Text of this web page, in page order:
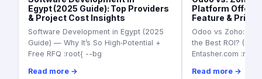
Egypt (2025 Guide): Top Providers
& Project Cost Insights
Software Development in Egypt (2025
Guide) — Why It’s So High‑Potential +
Free RFQ :root{ --bg
Read more →
Platform Offers
Feature &
Odoo vs Zoho:
the Best ROI?
Entasher.com
Read more →